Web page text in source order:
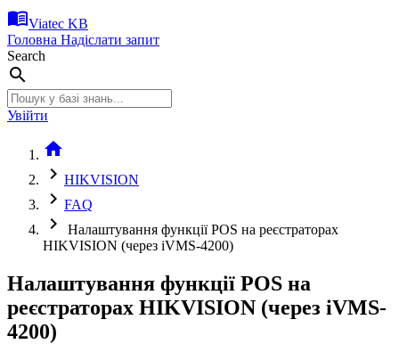
menu_bookViatec KB
Головна Надіслати запит
Search
search
Увійти
home
chevron_right HIKVISION
chevron_right FAQ
chevron_right
Налаштування функції POS на реєстраторах
HIKVISION (через iVMS-4200)
Налаштування функції POS на
реєстраторах HIKVISION (через iVMS-
4200)